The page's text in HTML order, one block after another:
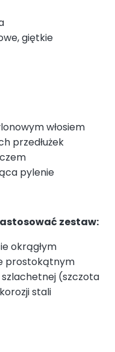
giętkie
włosiem
przedłużek
pylenie
zestaw:
okrągłym
prostokątnym
(szczota
stali